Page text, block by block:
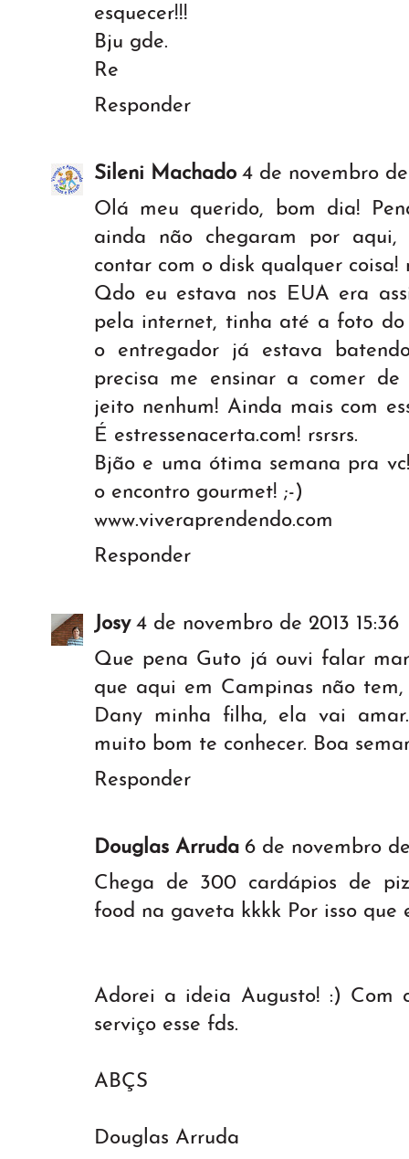
esquecer!!!
Bju gde.
Re
Responder
Sileni Machado 4 de novembro
Olá meu querido, bom dia!
ainda não chegaram por
contar com o disk qualquer coisa!
Qdo eu estava nos EUA era
pela internet, tinha até a foto
o entregador já estava
precisa me ensinar a comer
jeito nenhum! Ainda mais com
É estressenacerta.com! rsrsrs.
Bjão e uma ótima semana pra
o encontro gourmet! ;-)
www.viveraprendendo.com
Responder
Josy 4 de novembro de 2013 15:36
Que pena Guto já ouvi falar
que aqui em Campinas não
Dany minha filha, ela vai
muito bom te conhecer. Boa
Responder
Douglas Arruda 6 de novembro
Chega de 300 cardápios de
food na gaveta kkkk Por isso
Adorei a ideia Augusto! :) Com
serviço esse fds.
ABÇS
Douglas Arruda